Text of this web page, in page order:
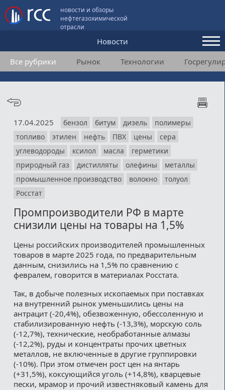
новости и обзоры
нефтегазохимической
отрасли
Новости
Аналитика и мнения
Конференции
Подписка
Пользовательское соглашение
Медиакит
Контакты
Все рубрики Рынок Технологии
17.04.2025 бензол битум дизель
полимеры
топливо
этилен нефть ПВХ цены
сера
углеводороды
ксилол масла
герметики
природный газ
дистилляты олефины
металлы
промышленное производство
волокно
толуол
Росстат
Промпроизводители РФ в марте
снизили цены на товары на 1,5%
Цены российских производителей промышленных
товаров в марте 2025 года, по предварительным
данным, снизились на 1,5% по сравнению с
февралем, говорится в материалах Росстата.
Так, в добыче полезных ископаемых при поставках
на внутренний рынок уменьшились цены на
антрацит (-20,4%), обезвоженную, обессоленную и
стабилизированную нефть (-13,3%), морскую соль
(-12,7%), технические, необработанные алмазы
(-12,2%), руды и концентраты прочих цветных
металлов, не включенные в другие группировки
(-10%). При этом отмечен рост цен на янтарь
(+31,5%), коксующийся уголь (+14,8%), кварцевые
пески, мрамор и прочий известняковый камень для